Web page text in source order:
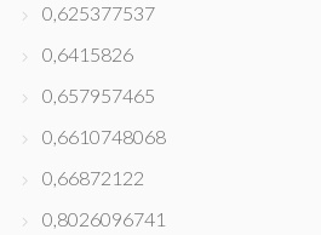
0,625377537
0,6415826
0,657957465
0,6610748068
0,66872122
0,8026096741